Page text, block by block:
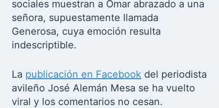
sociales muestran a Omar abrazado a una
señora, supuestamente llamada
Generosa, cuya emoción resulta
indescriptible.
La publicación en Facebook del periodista
avileño José Alemán Mesa se ha vuelto
viral y los comentarios no cesan.